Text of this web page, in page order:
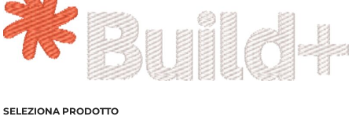
SELEZIONA PRODOTTO